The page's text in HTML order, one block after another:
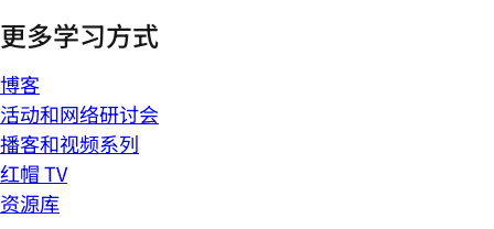
更多学习方式
博客
活动和网络研讨会
播客和视频系列
红帽 TV
资源库